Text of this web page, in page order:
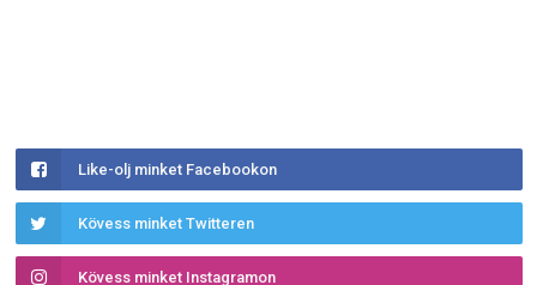
Like-olj minket Facebookon
Kövess minket Twitteren
Kövess minket Instagramon